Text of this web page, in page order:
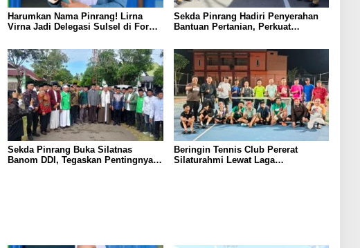
Harumkan Nama Pinrang! Lirna
Virna Jadi Delegasi Sulsel di Forum
Sekda Pinrang Hadiri Penyerahan
Bantuan Pertanian, Perkuat
Pangan
Sekda Pinrang Buka Silatnas
Banom DDI, Tegaskan Pentingnya
Beringin Tennis Club Pererat
Silaturahmi Lewat Laga